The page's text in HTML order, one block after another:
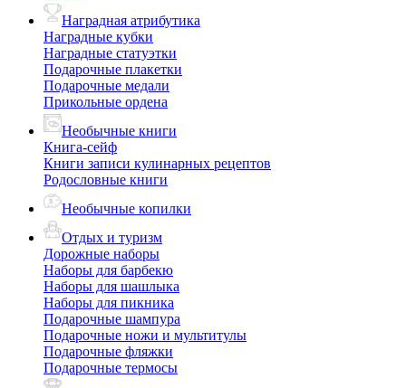
Наградная атрибутика
Наградные кубки
Наградные статуэтки
Подарочные плакетки
Подарочные медали
Прикольные ордена
Необычные книги
Книга-сейф
Книги записи кулинарных рецептов
Родословные книги
Необычные копилки
Отдых и туризм
Дорожные наборы
Наборы для барбекю
Наборы для шашлыка
Наборы для пикника
Подарочные шампура
Подарочные ножи и мультитулы
Подарочные фляжки
Подарочные термосы